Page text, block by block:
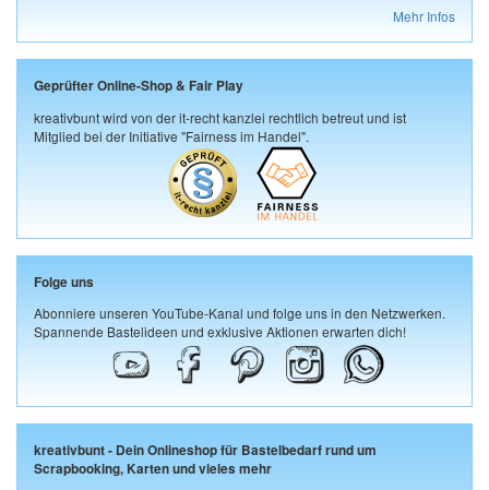
Mehr Infos
Geprüfter Online-Shop & Fair Play
kreativbunt wird von der it-recht kanzlei rechtlich betreut und ist
Mitglied bei der Initiative "Fairness im Handel".
Folge uns
Abonniere unseren YouTube-Kanal und folge uns in den Netzwerken.
Spannende Bastelideen und exklusive Aktionen erwarten dich!
kreativbunt - Dein Onlineshop für Bastelbedarf rund um
Scrapbooking, Karten und vieles mehr